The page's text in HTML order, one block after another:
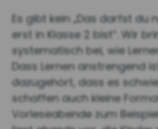
Es gibt kein „Das darfst du
erst in Klasse 2 bist“. Wir
systematisch bei, wie
Dass Lernen anstrengend
dazugehört, dass es
schaffen auch kleine
Vorleseabende zum